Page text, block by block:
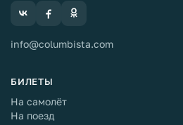
info@columbista.com
БИЛЕТЫ
На самолёт
На поезд